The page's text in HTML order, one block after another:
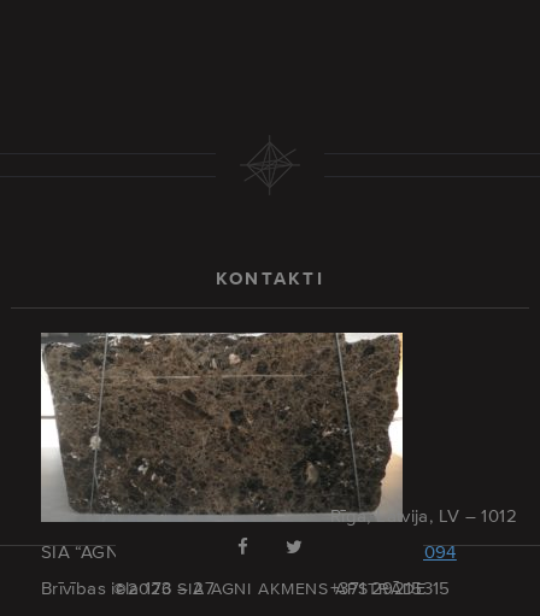
KONTAKTI
SIA “AGNI AKMENS APSTRĀDE”
Brīvības iela 173 – 27
Rīga, Latvija, LV – 1012
+371 67379094
+371 29215315
©2026 SIA AGNI AKMENS APSTRĀDE